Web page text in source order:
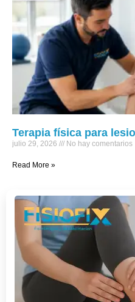
Terapia física para
julio 29, 2026 No hay comentarios
Read More »